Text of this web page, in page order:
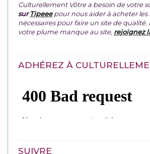
Culturellement Vôtre a besoin de votre
surTipeeepour nous aider à acheter
nécessaires pour faire un site de qualité.
votre plume manque au site, rejoignez
ADHÉREZ À
SUIVRE